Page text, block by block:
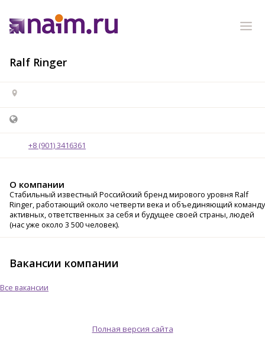
Ralf Ringer
+8 (901) 3416361
О компании
Стабильный известный Российский бренд мирового уровня Ralf
Ringer, работающий около четверти века и объединяющий команду
активных, ответственных за себя и будущее своей страны, людей
(нас уже около 3 500 человек).
Вакансии компании
Все вакансии
Полная версия сайта